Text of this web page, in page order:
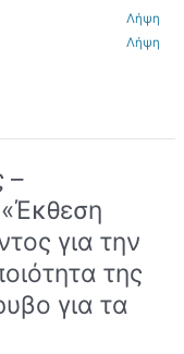
Λήψη
Λήψη
–
για την
της
για τα